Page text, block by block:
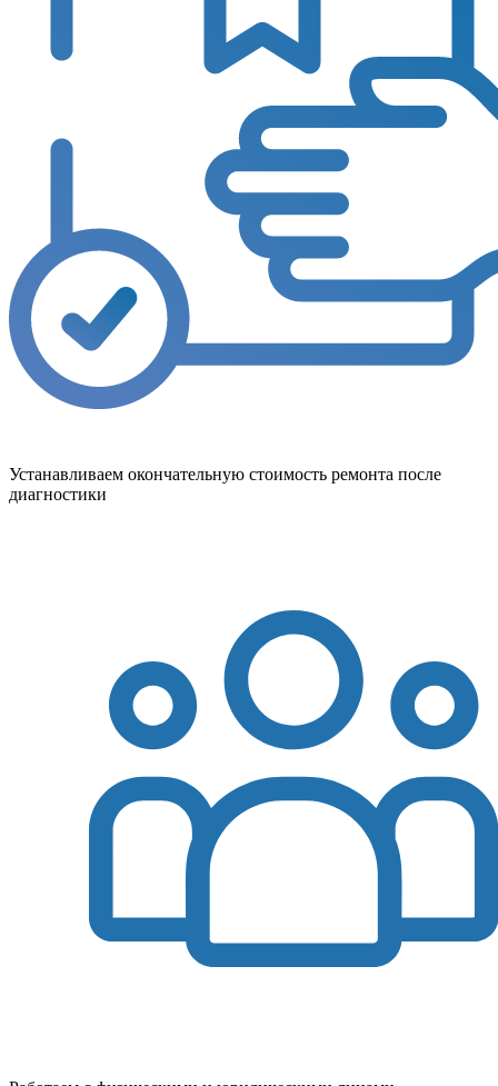
Устанавливаем окончательную стоимость ремонта после
диагностики